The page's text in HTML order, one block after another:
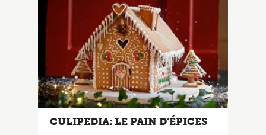
CULIPEDIA: LE PAIN D’ÉPICES